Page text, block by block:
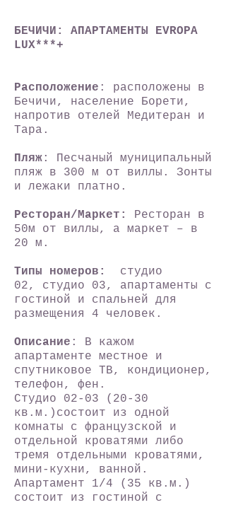
БЕЧИЧИ: АПАРТАМЕНТЫ EVROPA
LUX***+
Расположение : расположены в
Бечичи, население Борети,
напротив отелей Медитеран и
Тара.
Пляж : Песчаный муниципальный
пляж в 300 м от виллы. Зонты
и лежаки платно.
Ресторан/Маркет:
Ресторан в
50м от виллы, а маркет – в
20 м.
Типы номеров:
студио
02, студио 03, апартаменты с
гостиной и спальней для
размещения 4 человек.
Описание : В кажом
апартаменте местное и
спутниковое ТВ, кондиционер,
телефон, фен.
Студио 02- 03 (20-30
кв. м. )cостоит из одной
комнаты с французской и
отдельной кроватями либо
тремя отдельными кроватями,
мини-кухни, ванной.
Апартамент 1/4 (35 кв. м. )
состоит из гостиной с